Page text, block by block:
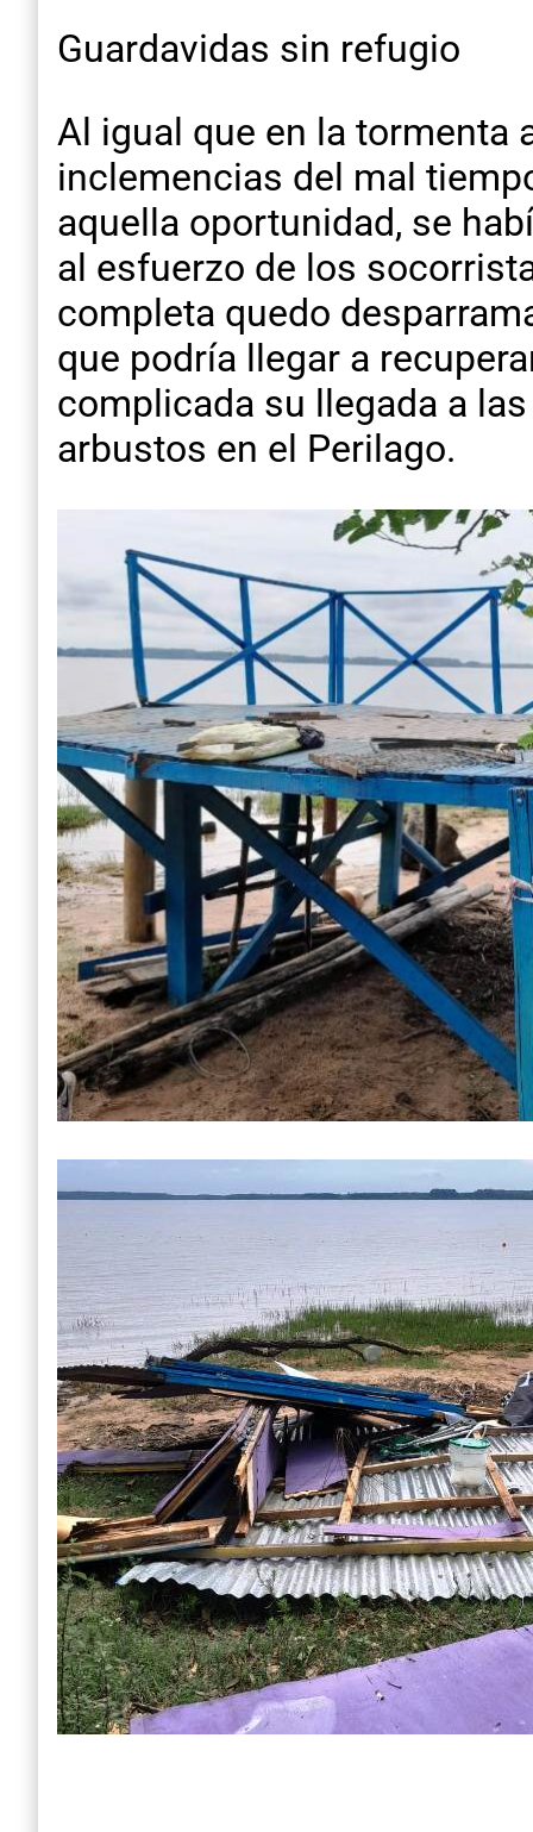
Guardavidas sin refugio
Al igual que en la
inclemencias del mal
aquella oportunidad, se
al esfuerzo de los
completa quedo
que podría llegar a
complicada su llegada a
arbustos en el Perilago.